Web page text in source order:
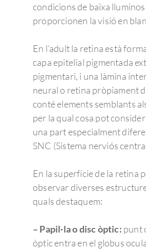
condicions de baixa
proporcionen la visió en
En l’adult la retina està
capa epitelial pigmentada
pigmentari, i una làmina
neural o retina pròpiament
conté elements semblants
per la qual cosa pot
una part especialment
SNC (Sistema nerviós
En la superfície de la retina
observar diverses
quals destaquem:
– Papil·la o disc òptic: punt
òptic entra en el globus